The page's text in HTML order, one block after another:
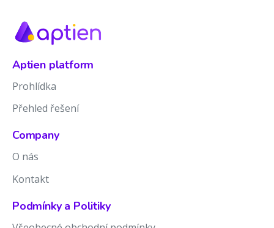
Aptien platform
Prohlídka
Přehled řešení
Company
O nás
Kontakt
Podmínky a Politiky